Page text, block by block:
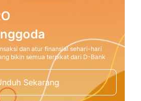
dan atur finansial sehari-hari
bikin semua terpikat dari D-Bank
Sekarang